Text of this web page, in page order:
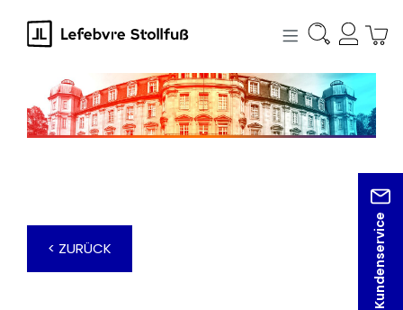
springen
Kundenservice
< ZURÜCK